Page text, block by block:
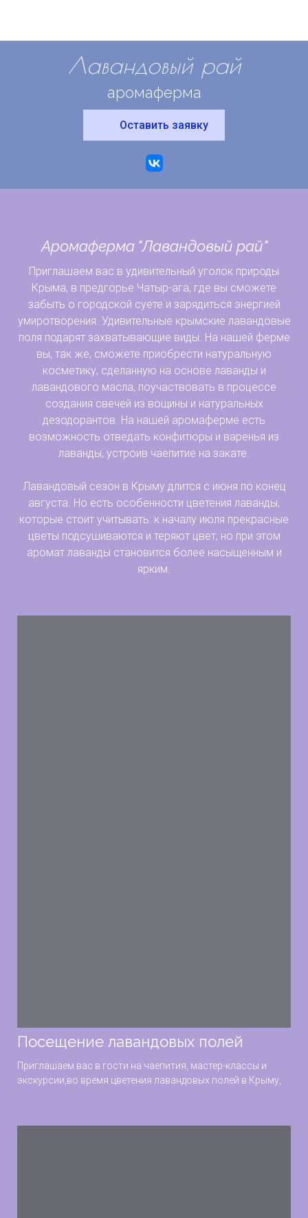
Лавандовый рай
аромаферма
Оставить заявку
Аромаферма "Лавандовый рай"
Приглашаем вас в удивительный уголок природы
Крыма, в предгорье Чатыр-ага, где вы сможете
забыть о городской суете и зарядиться энергией
умиротворения. Удивительные крымские лавандовые
поля подарят захватывающие виды. На нашей ферме
вы, так же, сможете приобрести натуральную
косметику, сделанную на основе лаванды и
лавандового масла, поучаствовать в процессе
создания свечей из вощины и натуральных
дезодорантов. На нашей аромаферме есть
возможность отведать конфитюры и варенья из
лаванды, устроив чаепитие на закате.
Лавандовый сезон в Крыму длится с июня по конец
августа. Но есть особенности цветения лаванды,
которые стоит учитывать: к началу июля прекрасные
цветы подсушиваются и теряют цвет, но при этом
аромат лаванды становится более насыщенным и
ярким.
Посещение лавандовых полей
Приглашаем вас в гости на чаепития, мастер-классы и
экскурсии,во время цветения лавандовых полей в Крыму,